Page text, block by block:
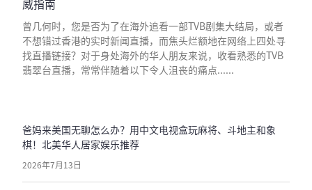
威指南
曾几何时，您是否为了在海外追看一部TVB剧集大结局，或者
不想错过香港的实时新闻直播，而焦头烂额地在网络上四处寻
找直播链接？对于身处海外的华人朋友来说，收看熟悉的TVB
翡翠台直播，常常伴随着以下令人沮丧的痛点......
爸妈来美国无聊怎么办？用中文电视盒玩麻将、斗地主和象
棋！北美华人居家娱乐推荐
2026年7月13日